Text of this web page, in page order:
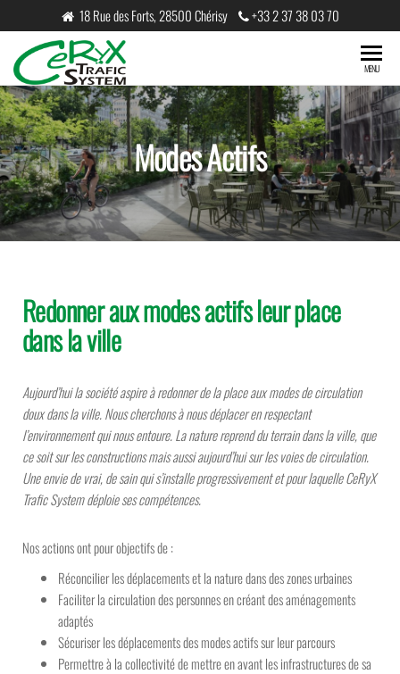
18 Rue des Forts, 28500 Chérisy +33 2 37 38 03 70
Trafic
System
MENU
Modes Actifs
Redonner aux modes actifs leur place
dans la ville
Aujourd’hui la société aspire à redonner de la place aux modes de circulation
doux dans la ville. Nous cherchons à nous déplacer en respectant
l’environnement qui nous entoure.La nature reprend du terrain dans la ville, que
ce soit sur les constructions mais aussi aujourd’hui sur les voies de circulation.
Une envie de vrai, de sain qui s’installe progressivement et pour laquelle CeRyX
Trafic System déploie ses compétences.
Nos actions ont pour objectifs de :
Réconcilier les déplacements et la nature dans des zones urbaines
Faciliter la circulation des personnes en créant des aménagements
adaptés
Sécuriser les déplacements des modes actifs sur leur parcours
Permettre à la collectivité de mettre en avant les infrastructures de sa